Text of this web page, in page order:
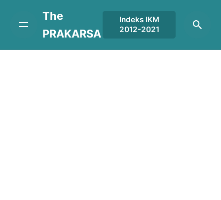
content
The
PRAKARSA
Indeks IKM
2012-2021